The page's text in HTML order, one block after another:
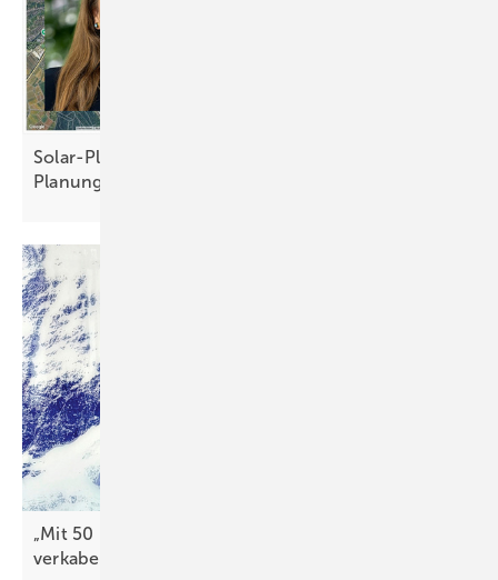
Solar-Planit: Nutzer schätzen ganzheitliche
Planung
„Mit 50 Pro zent weniger ­Arbeitszeit
verkabeln“